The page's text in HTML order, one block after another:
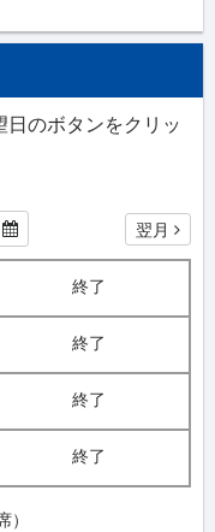
のボタンをクリッ
翌月
終了
終了
終了
終了